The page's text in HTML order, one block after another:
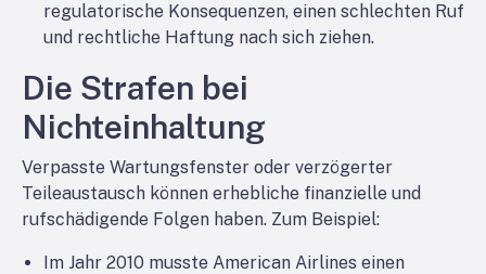
regulatorische Konsequenzen, einen schlechten Ruf
und rechtliche Haftung nach sich ziehen.
Die Strafen bei
Nichteinhaltung
Verpasste Wartungsfenster oder verzögerter
Teileaustausch können erhebliche finanzielle und
rufschädigende Folgen haben. Zum Beispiel:
Im Jahr 2010 musste American Airlines einen